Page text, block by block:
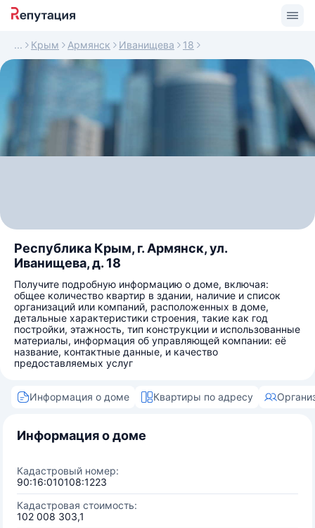
Крым Армянск Иванищева 18
Республика Крым, г. Армянск, ул.
Иванищева, д. 18
Получите подробную информацию о доме, включая:
общее количество квартир в здании, наличие и список
организаций или компаний, расположенных в доме,
детальные характеристики строения, такие как год
постройки, этажность, тип конструкции и использованные
материалы, информация об управляющей компании: её
название, контактные данные, и качество
предоставляемых услуг
Информация о доме Квартиры по адресу
Информация о доме
Кадастровый номер:
90:16:010108:1223
Кадастровая стоимость:
102 008 303,1